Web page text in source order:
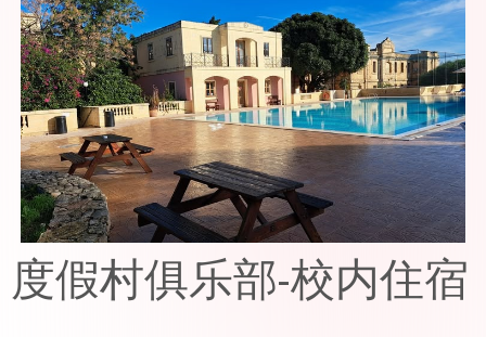
度假村俱乐部-校内住宿